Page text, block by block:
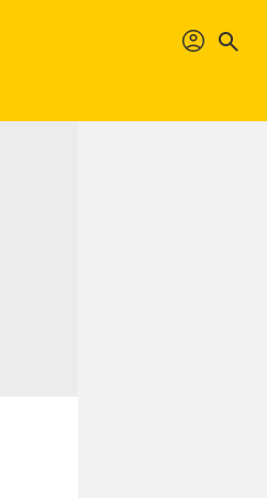
profil search